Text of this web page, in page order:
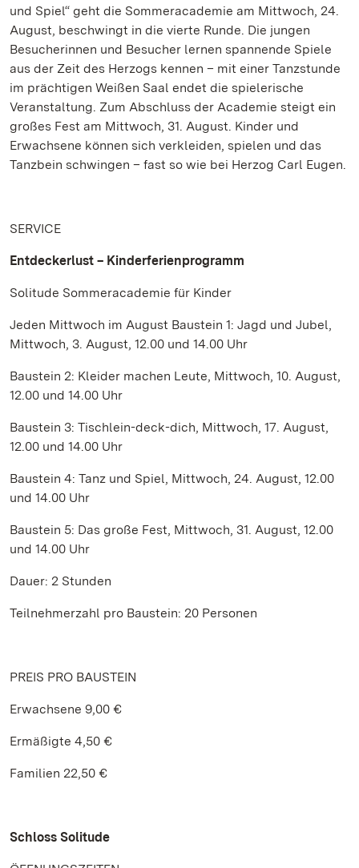
und Spiel“ geht die Sommeracademie am Mittwoch, 24.
August, beschwingt in die vierte Runde. Die jungen
Besucherinnen und Besucher lernen spannende Spiele
aus der Zeit des Herzogs kennen – mit einer Tanzstunde
im prächtigen Weißen Saal endet die spielerische
Veranstaltung. Zum Abschluss der Academie steigt ein
großes Fest am Mittwoch, 31. August. Kinder und
Erwachsene können sich verkleiden, spielen und das
Tanzbein schwingen – fast so wie bei Herzog Carl Eugen.
SERVICE
Entdeckerlust – Kinderferienprogramm
Solitude Sommeracademie für Kinder
Jeden Mittwoch im August Baustein 1: Jagd und Jubel,
Mittwoch, 3. August, 12.00 und 14.00 Uhr
Baustein 2: Kleider machen Leute, Mittwoch, 10. August,
12.00 und 14.00 Uhr
Baustein 3: Tischlein-deck-dich, Mittwoch, 17. August,
12.00 und 14.00 Uhr
Baustein 4: Tanz und Spiel, Mittwoch, 24. August, 12.00
und 14.00 Uhr
Baustein 5: Das große Fest, Mittwoch, 31. August, 12.00
und 14.00 Uhr
Dauer: 2 Stunden
Teilnehmerzahl pro Baustein: 20 Personen
PREIS PRO BAUSTEIN
Erwachsene 9,00 €
Ermäßigte 4,50 €
Familien 22,50 €
Schloss Solitude